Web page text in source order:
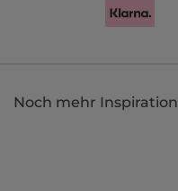
Noch mehr Inspiration